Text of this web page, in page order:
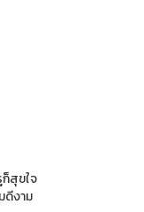
ก็สุขใจ
ดีงาม